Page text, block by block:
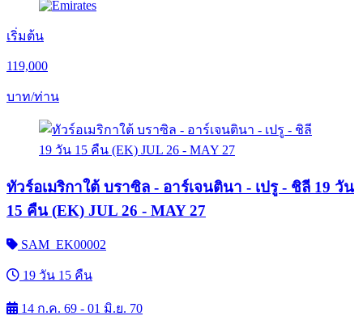
เริ่มต้น
119,000
บาท/ท่าน
ทัวร์อเมริกาใต้ บราซิล - อาร์เจนตินา - เปรู - ชิลี 19 วัน
15 คืน (EK) JUL 26 - MAY 27
SAM_EK00002
19 วัน 15 คืน
14 ก.ค. 69 - 01 มิ.ย. 70